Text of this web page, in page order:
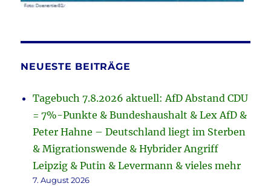
NEUESTE BEITRÄGE
Tagebuch 7.8.2026 aktuell: AfD Abstand CDU
= 7%-Punkte & Bundeshaushalt & Lex AfD &
Peter Hahne – Deutschland liegt im Sterben
& Migrationswende & Hybrider Angriff
Leipzig & Putin & Levermann & vieles mehr
7. August 2026